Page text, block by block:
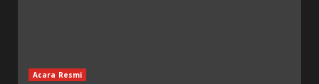
Acara Resmi